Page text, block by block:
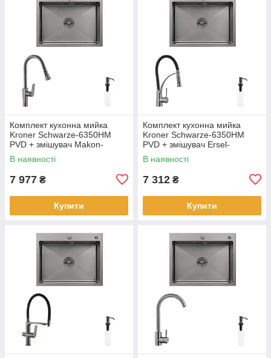
Комплект кухонна мийка
Kroner Schwarze-6350HM
PVD + змішувач Makon-
GRP030-T + дозатор
Spender-SCH049
В наявності
7 977 ₴
Купити
Комплект кухонна мийка
Kroner Schwarze-6350HM
PVD + змішувач Ersel-
GRP03393BLK + дозатор
Spender-SCH049
В наявності
7 312 ₴
Купити